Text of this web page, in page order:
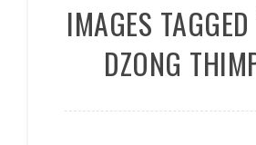
IMAGES
DZONG